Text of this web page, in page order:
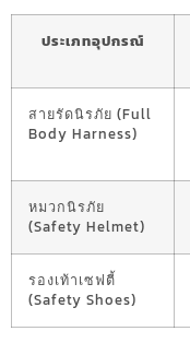
ประเภทอุปกรณ์
สายรัดนิรภัย (Full
Body Harness)
หมวกนิรภัย
(Safety Helmet)
รองเท้าเซฟตี้
(Safety Shoes)